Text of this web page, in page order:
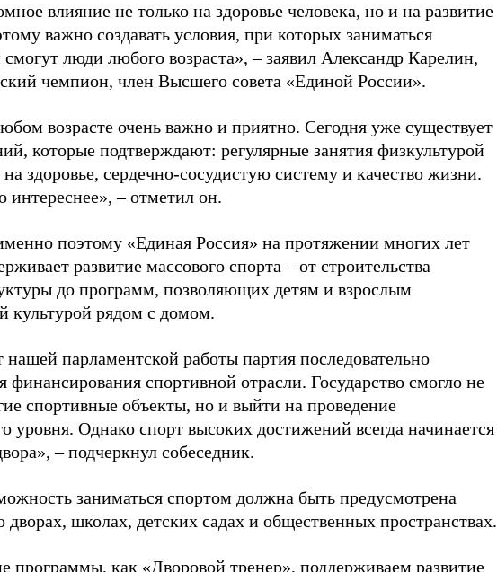
влияние не только на здоровье человека, но и на развитие
важно создавать условия, при которых заниматься
люди любого возраста», – заявил Александр Карелин,
чемпион, член Высшего совета «Единой России».
возрасте очень важно и приятно. Сегодня уже существует
которые подтверждают: регулярные занятия физкультурой
здоровье, сердечно-сосудистую систему и качество жизни.
– отметил он.
поэтому «Единая Россия» на протяжении многих лет
развитие массового спорта – от строительства
до программ, позволяющих детям и взрослым
культурой рядом с домом.
нашей парламентской работы партия последовательно
финансирования спортивной отрасли. Государство смогло не
спортивные объекты, но и выйти на проведение
уровня. Однако спорт высоких достижений всегда начинается
– подчеркнул собеседник.
заниматься спортом должна быть предусмотрена
дворах, школах, детских садах и общественных пространствах.
программы, как «Дворовой тренер», поддерживаем развитие